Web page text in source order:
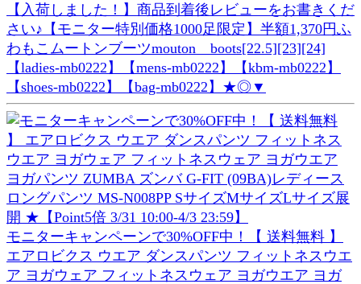
【入荷しました！】商品到着後レビューをお書きくだ
さい♪【モニター特別価格1000足限定】半額1,370円ふ
わもこムートンブーツmouton boots[22.5][23][24]
【ladies-mb0222】【mens-mb0222】【kbm-mb0222】
【shoes-mb0222】【bag-mb0222】★◎▼
モニターキャンペーンで30%OFF中！【 送料無料 】
エアロビクス ウエア ダンスパンツ フィットネスウエ
ア ヨガウェア フィットネスウェア ヨガウエア ヨガ